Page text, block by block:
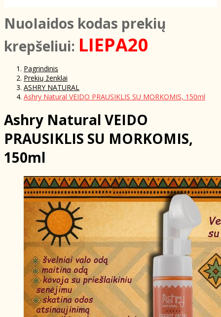
NuoIaidos kodas prekių
krepšeliui: LIEPA20
Pagrindinis
Prekių ženklai
ASHRY NATURAL
Ashry Natural VEIDO PRAUSIKLIS SU MORKOMIS, 150ml
Ashry Natural VEIDO
PRAUSIKLIS SU MORKOMIS,
150ml